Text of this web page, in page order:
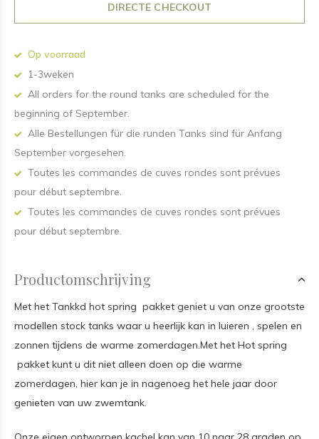
DIRECTE CHECKOUT
Op voorraad
1-3weken
All orders for the round tanks are scheduled for the
beginning of September.
Alle Bestellungen für die runden Tanks sind für Anfang
September vorgesehen.
Toutes les commandes de cuves rondes sont prévues
pour début septembre.
Toutes les commandes de cuves rondes sont prévues
pour début septembre.
Productomschrijving
Met het Tankkd hot spring pakket geniet u van onze grootste
modellen stock tanks waar u heerlijk kan in luieren , spelen en
zonnen tijdens de warme zomerdagen.Met het Hot spring
pakket kunt u dit niet alleen doen op die warme
zomerdagen, hier kan je in nagenoeg het hele jaar door
genieten van uw zwemtank.